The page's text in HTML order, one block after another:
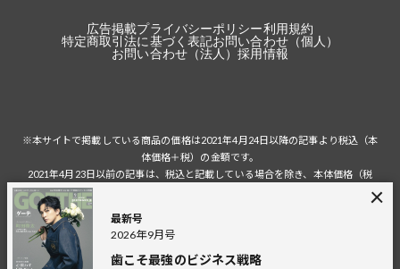
最新号
2026年9月号
歯こそ最強のビジネス戦略
広告掲載プライバシーポリシー利用規約
特定商取引法に基づく表記お問い合わせ（個人）
お問い合わせ（法人）採用情報
※本サイトで掲載している商品の価格は2021年4月24日以降の記事より税込（本
体価格＋税）の金額です。
2021年4月23日以前の記事は、税込と記載している場合を除き、本体価格（税
税込の場合の税額は掲載当時の税率に準じます。